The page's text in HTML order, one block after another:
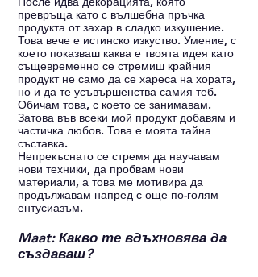
превръща като с вълшебна пръчка
продукта от захар в сладко изкушение.
Това вече е истинско изкуство. Умение, с
което показваш каква е твоята идея като
същевременно се стремиш крайния
продукт не само да се хареса на хората,
но и да те усъвършенства самия теб.
Обичам това, с което се занимавам.
Затова във всеки мой продукт добавям и
частичка любов. Това е моята тайна
съставка.
Непрекъснато се стремя да научавам
нови техники, да пробвам нови
материали, а това ме мотивира да
продължавам напред с още по-голям
ентусиазъм.
Maat: Какво те вдъхновява да
създаваш?